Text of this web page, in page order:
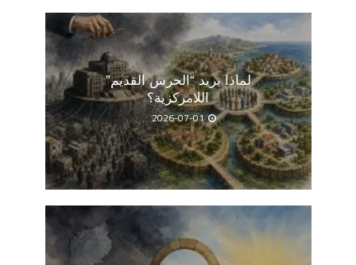
لماذا يريد “الحرس القديم”
اللامركزية؟
2026-07-01